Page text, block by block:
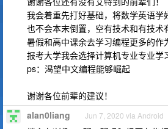
我会着重先打好基础，将数学英语学
也不会本末倒置，空有技术和有技术
暑假和高中课余去学习编程更多的作
报考大学我会选择计算机专业专业学
ps：渴望中文编程能够崛起
谢谢各位前辈的建议！
alan0liang Jun 7, 2020 via Android